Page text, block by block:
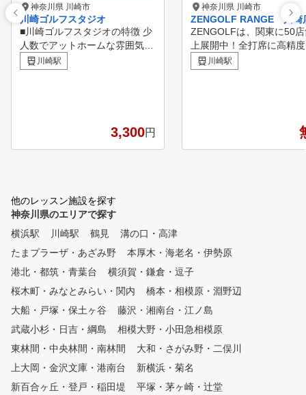
神奈川県 川崎市
川崎ゴルフスタジオ
■川崎ゴルフスタジオの特徴 少
人数でアットホームな雰囲気の
スタジオです！ レッスンは最
大でも4名の少人数制ですので
クラブを握ったことのない方か
ら、競技ゴルファーの方まで在
プローチ練習を毎回取り入れ、
方向性・飛距離を確認しながら
実践で活かせるレッスンを心が
けています。 レンタル用品は
全て無料のほか、クラブ・シュ
すので、ゴルフを身近なスポー
ツとして楽しんでいただければ
と思います！！
川崎駅
3,300円
神奈川県 川崎市
ZENGOLF RANGE 川崎
ZENGOLFは、関東に50
上展開中！全打席に高精
ュレーターを完備したレ
受け放題・レンジ使い放
度でも受けられて、短期
スコアアップを目指すこ
た、毎回自動的に2方向か
ームを客観的かつ詳細に
ることができます。 ②シミュ
よるレッスン シミュレー
により「見える化」され
専属プロがレッスンをお
ます。会員様に目標をお
川崎駅
他のレッスン施設を探す
神奈川県のエリアで探す
横浜駅
川崎駅 鶴見
溝の口・高津
たまプラーザ・あざみ野
本厚木・海老名・伊勢原
港北・都筑・青葉台
横須賀・鎌倉・逗子
桜木町・みなとみらい・関内
橋本・相模原・淵野辺
大船・戸塚・保土ヶ谷
藤沢・湘南台・江ノ島
武蔵小杉・日吉・綱島
相模大野・小田急相模原
東林間・中央林間・南林間
大和・さがみ野・二俣川
上大岡・金沢文庫・港南台
新横浜・菊名
新百合ヶ丘・登戸・稲田堤
平塚・茅ヶ崎・辻堂